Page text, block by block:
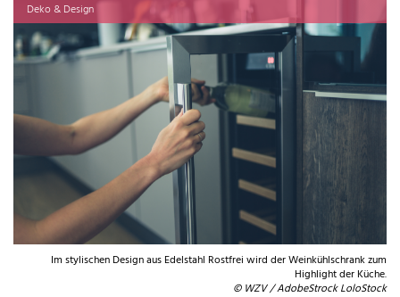
Deko & Design
Im stylischen Design aus Edelstahl Rostfrei wird der Weinkühlschrank zum
Highlight der Küche.
© WZV / AdobeStrock LoloStock